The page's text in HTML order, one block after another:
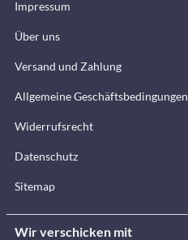
Impressum
Über uns
Versand und Zahlung
Allgemeine Geschäftsbedingungen
Widerrufsrecht
Datenschutz
Sitemap
Wir verschicken mit